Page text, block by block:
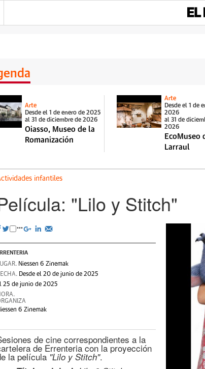
Arte
Desde el 1 de enero de 2025
al 31 de diciembre de 2026
Oiasso, Museo de la
Romanización
Arte
Desde el 1 de
2026
al 31 de
2026
EcoMuseo
Larraul
infantiles
"Lilo y Stitch"
Niessen 6 Zinemak
Desde el 20 de junio de 2025
25 de junio de 2025
6 Zinemak
de cine correspondientes a la
de Errenteria con la proyección
la película "Lilo y Stitch".